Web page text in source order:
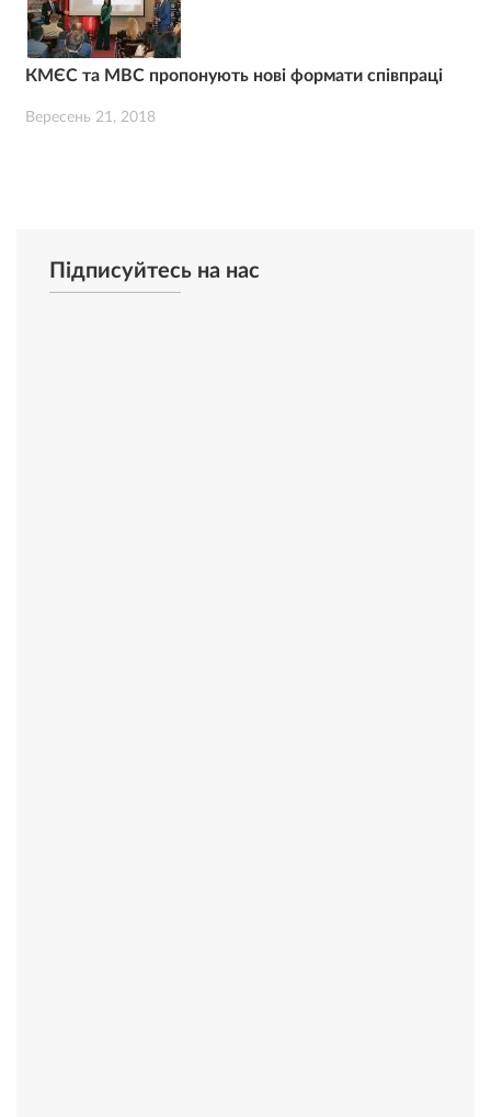
КМЄС та МВС пропонують нові формати співпраці
Вересень 21, 2018
Підписуйтесь на нас